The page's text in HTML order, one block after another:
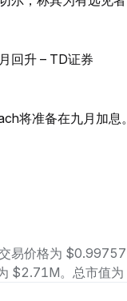
回升 – TD证券
将准备在九月加息。
易价格为
。总市值为